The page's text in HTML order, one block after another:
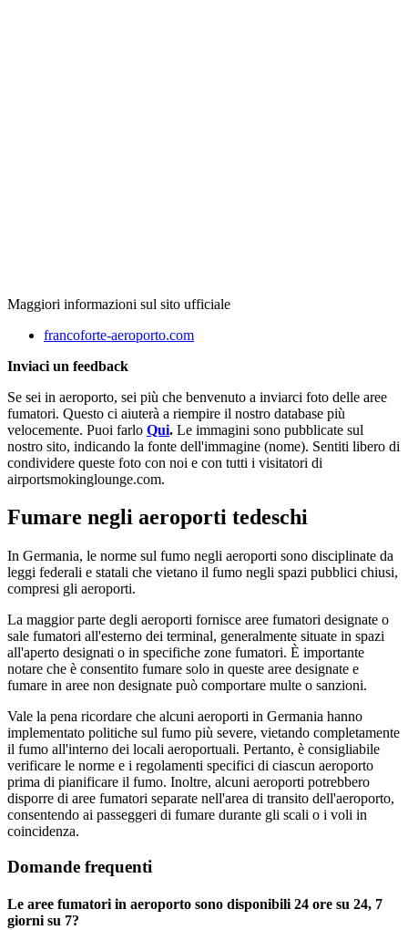
Maggiori informazioni sul sito ufficiale
francoforte-aeroporto.com
Inviaci un feedback
Se sei in aeroporto, sei più che benvenuto a inviarci foto delle aree
fumatori. Questo ci aiuterà a riempire il nostro database più
velocemente. Puoi farlo Qui. Le immagini sono pubblicate sul
nostro sito, indicando la fonte dell'immagine (nome). Sentiti libero di
condividere queste foto con noi e con tutti i visitatori di
airportsmokinglounge.com.
Fumare negli aeroporti tedeschi
In Germania, le norme sul fumo negli aeroporti sono disciplinate da
leggi federali e statali che vietano il fumo negli spazi pubblici chiusi,
compresi gli aeroporti.
La maggior parte degli aeroporti fornisce aree fumatori designate o
sale fumatori all'esterno dei terminal, generalmente situate in spazi
all'aperto designati o in specifiche zone fumatori. È importante
notare che è consentito fumare solo in queste aree designate e
fumare in aree non designate può comportare multe o sanzioni.
Vale la pena ricordare che alcuni aeroporti in Germania hanno
implementato politiche sul fumo più severe, vietando completamente
il fumo all'interno dei locali aeroportuali. Pertanto, è consigliabile
verificare le norme e i regolamenti specifici di ciascun aeroporto
prima di pianificare il fumo. Inoltre, alcuni aeroporti potrebbero
disporre di aree fumatori separate nell'area di transito dell'aeroporto,
consentendo ai passeggeri di fumare durante gli scali o i voli in
coincidenza.
Domande frequenti
Le aree fumatori in aeroporto sono disponibili 24 ore su 24, 7
giorni su 7?